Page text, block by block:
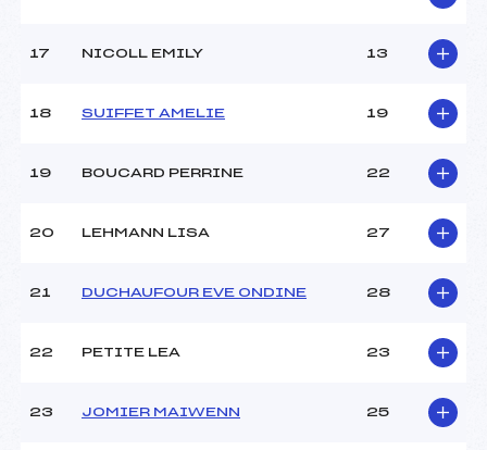
17 NICOLL EMILY 13
18 SUIFFET AMELIE 19
19 BOUCARD PERRINE 22
20 LEHMANN LISA 27
21 DUCHAUFOUR EVE ONDINE 28
22 PETITE LEA 23
23 JOMIER MAIWENN 25